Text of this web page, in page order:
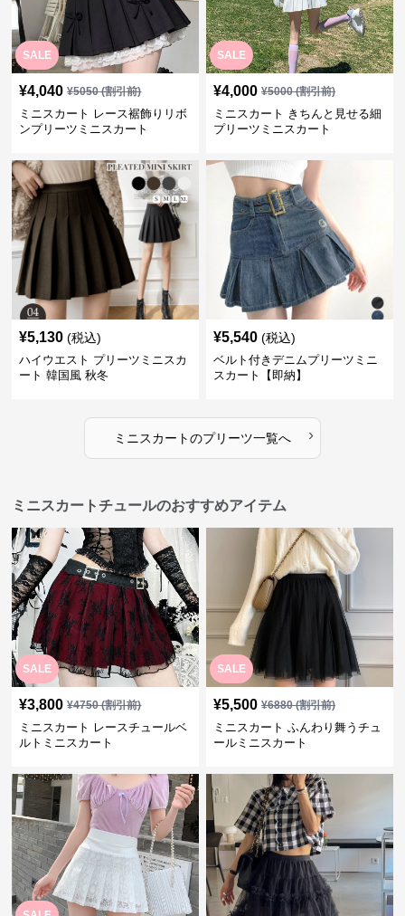
SALE
¥4,040 ¥5050(割引前)
ミニスカート レース裾飾りリボ
ンプリーツミニスカート
SALE
¥4,000 ¥5000(割引前)
ミニスカート きちんと見せる細
プリーツミニスカート
¥5,130 (税込)
ハイウエスト プリーツミニスカ
ート 韓国風 秋冬
¥5,540 (税込)
ベルト付きデニムプリーツミニ
スカート【即納】
ミニスカートのプリーツ一覧へ ›
ミニスカートチュールのおすすめアイテム
SALE
¥3,800 ¥4750(割引前)
ミニスカート レースチュールベ
ルトミニスカート
SALE
¥5,500 ¥6880(割引前)
ミニスカート ふんわり舞うチュ
ールミニスカート